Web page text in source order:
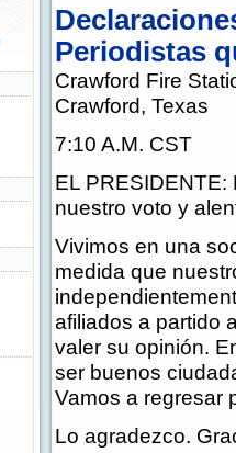
Periodistas
Crawford Fire
Crawford, Texas
7:10 A.M. CST
EL
nuestro voto y
Vivimos en una
medida que
afiliados a partido
valer su opinión.
ser buenos
Vamos a regresar
Lo agradezco.